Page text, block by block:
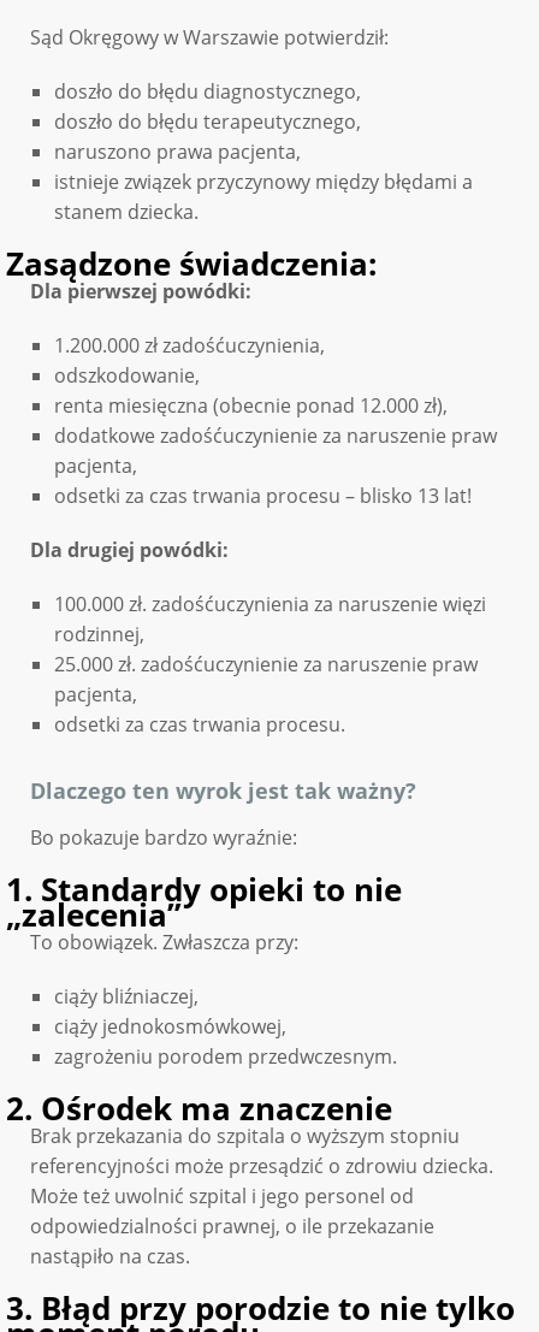
Sąd Okręgowy w Warszawie potwierdził:
doszło do błędu diagnostycznego,
doszło do błędu terapeutycznego,
naruszono prawa pacjenta,
istnieje związek przyczynowy między błędami a
stanem dziecka.
Zasądzone świadczenia:
Dla pierwszej powódki:
1.200.000 zł zadośćuczynienia,
odszkodowanie,
renta miesięczna (obecnie ponad 12.000 zł),
dodatkowe zadośćuczynienie za naruszenie praw
pacjenta,
odsetki za czas trwania procesu – blisko 13 lat!
Dla drugiej powódki:
100.000 zł. zadośćuczynienia za naruszenie więzi
rodzinnej,
25.000 zł. zadośćuczynienie za naruszenie praw
pacjenta,
odsetki za czas trwania procesu.
Dlaczego ten wyrok jest tak ważny?
Bo pokazuje bardzo wyraźnie:
1. Standardy opieki to nie
„zalecenia”
To obowiązek. Zwłaszcza przy:
ciąży bliźniaczej,
ciąży jednokosmówkowej,
zagrożeniu porodem przedwczesnym.
2. Ośrodek ma znaczenie
Brak przekazania do szpitala o wyższym stopniu
referencyjności może przesądzić o zdrowiu dziecka.
Może też uwolnić szpital i jego personel od
odpowiedzialności prawnej, o ile przekazanie
nastąpiło na czas.
3. Błąd przy porodzie to nie tylko